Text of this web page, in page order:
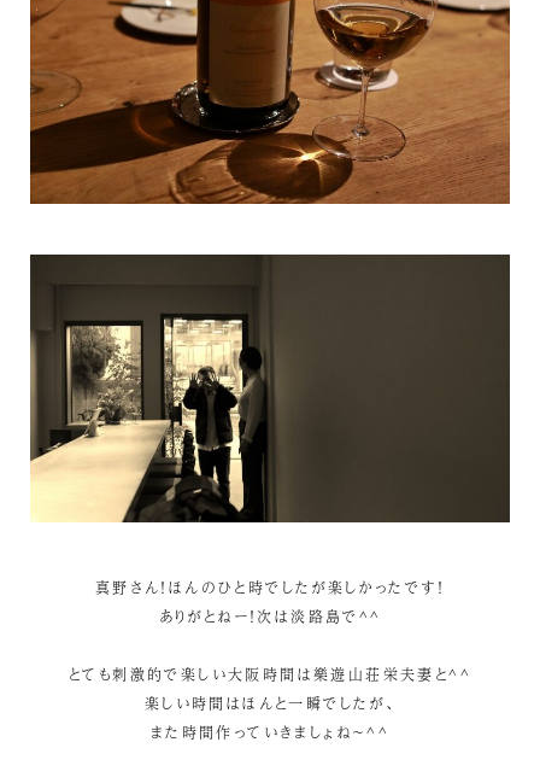
真野さん！ほんのひと時でしたが楽しかったです！
ありがとねー！次は淡路島で^^
とても刺激的で楽しい大阪時間は樂遊山荘栄夫妻と^^
楽しい時間はほんと一瞬でしたが、
また時間作っていきましょね～^^